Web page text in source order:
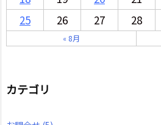
25
26 27 28
« 8月
カテゴリ